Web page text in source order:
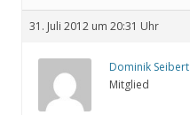
31. Juli 2012 um 20:31 Uhr
Dominik Seibert
Mitglied